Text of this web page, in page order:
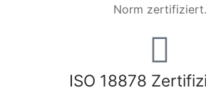
Norm zertifiziert.
ISO 18878